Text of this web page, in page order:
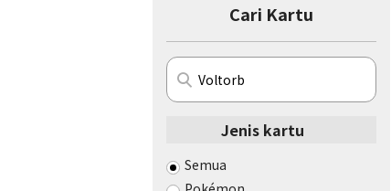
Cari Kartu
Jenis kartu
Semua